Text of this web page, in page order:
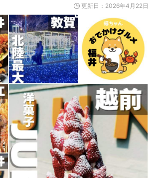
更新日：2026年4月22日